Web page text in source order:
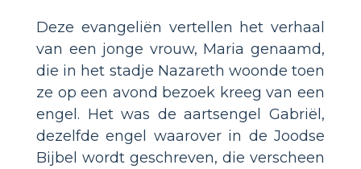
Deze evangeliën vertellen het verhaal
van een jonge vrouw, Maria genaamd,
die in het stadje Nazareth woonde toen
ze op een avond bezoek kreeg van een
engel. Het was de aartsengel Gabriël,
dezelfde engel waarover in de Joodse
Bijbel wordt geschreven, die verscheen